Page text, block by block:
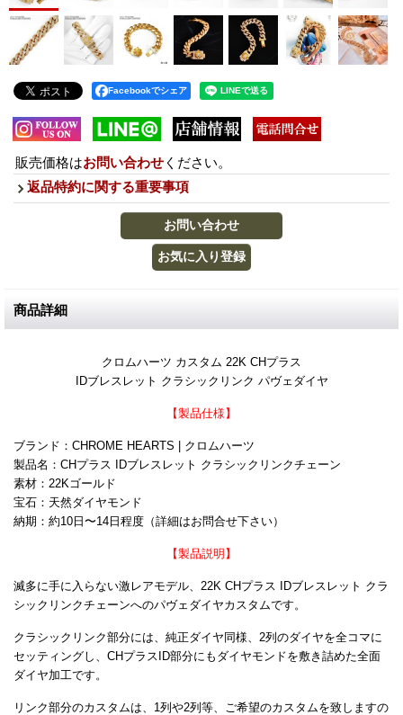
Facebookでシェア
販売価格はお問い合わせ ください。
返品特約に関する重要事項
商品詳細
クロムハーツ カスタム 22K CHプラス
IDブレスレット クラシックリンク パヴェダイヤ
【製品仕様】
ブランド：CHROME HEARTS | クロムハーツ
製品名：CHプラス IDブレスレット クラシックリンクチェーン
素材：22Kゴールド
宝石：天然ダイヤモンド
納期：約10日〜14日程度（詳細はお問合せ下さい）
【製品説明】
滅多に手に入らない激レアモデル、22K CHプラス IDブレスレット クラ
シックリンクチェーンへのパヴェダイヤカスタムです。
クラシックリンク部分には、純正ダイヤ同様、2列のダイヤを全コマに
セッティングし、CHプラスID部分にもダイヤモンドを敷き詰めた全面
ダイヤ加工です。
リンク部分のカスタムは、1列や2列等、ご希望のカスタムを致しますの